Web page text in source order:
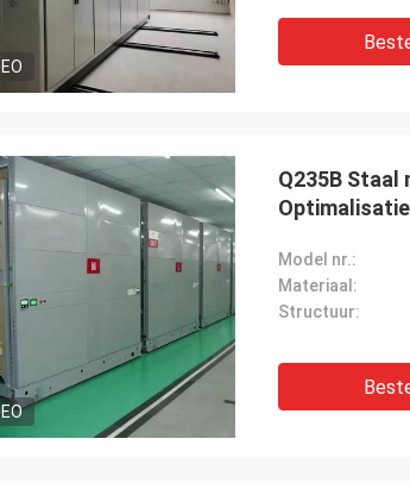
Q235B
Model nr.:
Materiaal:
Structuur: